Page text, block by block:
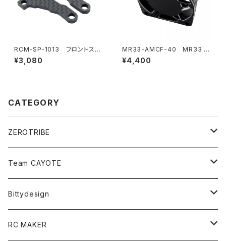
RCM-SP-1013 フロントステ
アリングアーム（2）
¥3,080
MR33-AMCF-40 MR33 ア
ルミ ムーンスタイル ハイスピー
ドクーリングファン 40mm
¥4,400
CATEGORY
ZEROTRIBE
Zetricks（Spare & Optional）
T4 MID Conversion Kit
T4 FWD Conversion Kit
Team CAYOTE
Batteries
Merchandise
Bittydesign
On-Road Clear Body＜オンロード用ボディ＞
RC MAKER